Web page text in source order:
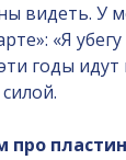
видеть. У
«Я
годы
про